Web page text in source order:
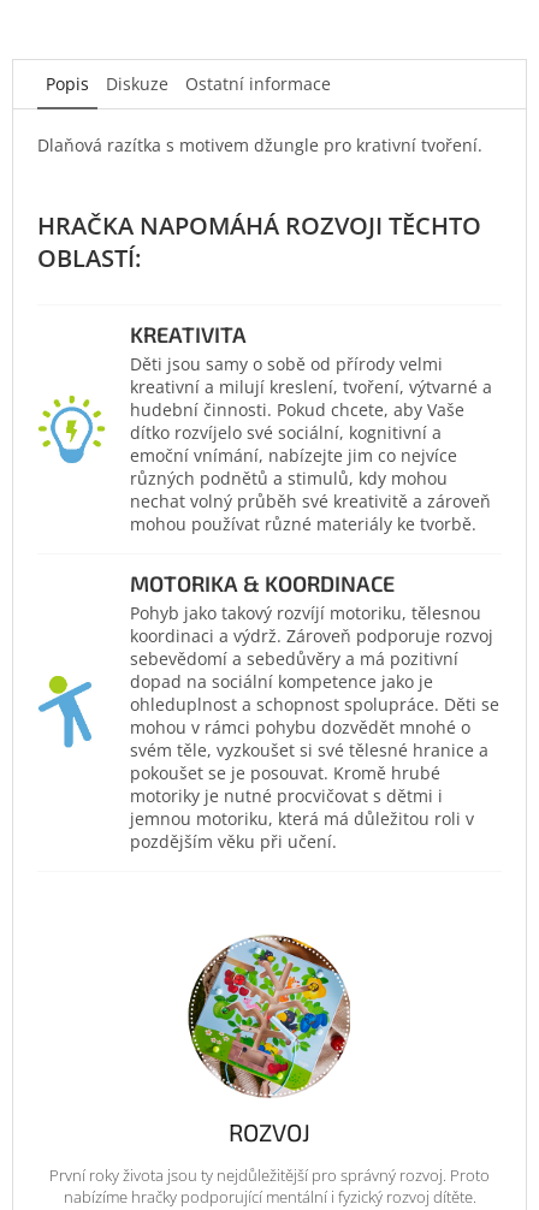
Popis Diskuze Ostatní informace
Dlaňová razítka s motivem džungle pro krativní tvoření.
KREATIVITA
Děti jsou samy o sobě od přírody velmi
kreativní a milují kreslení, tvoření, výtvarné a
hudební činnosti. Pokud chcete, aby Vaše
dítko rozvíjelo své sociální, kognitivní a
emoční vnímání, nabízejte jim co nejvíce
různých podnětů a stimulů, kdy mohou
nechat volný průběh své kreativitě a zároveň
mohou používat různé materiály ke tvorbě.
MOTORIKA & KOORDINACE
Pohyb jako takový rozvíjí motoriku, tělesnou
koordinaci a výdrž. Zároveň podporuje rozvoj
sebevědomí a sebedůvěry a má pozitivní
dopad na sociální kompetence jako je
ohleduplnost a schopnost spolupráce. Děti se
mohou v rámci pohybu dozvědět mnohé o
svém těle, vyzkoušet si své tělesné hranice a
pokoušet se je posouvat. Kromě hrubé
motoriky je nutné procvičovat s dětmi i
jemnou motoriku, která má důležitou roli v
pozdějším věku při učení.
ROZVOJ
První roky života jsou ty nejdůležitější pro správný rozvoj. Proto
nabízíme hračky podporující mentální i fyzický rozvoj dítěte.